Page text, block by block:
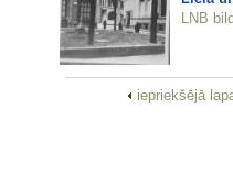
LNB
iepriekšējā